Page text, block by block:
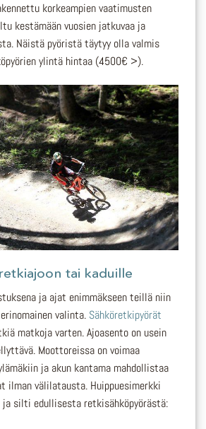
korkeampien vaatimusten
kestämään vuosien jatkuvaa ja
Näistä pyöristä täytyy olla valmis
ylintä hintaa (4500€ >).
tai kaduille
ja ajat enimmäkseen teillä niin
valinta. Sähköretkipyörät
matkoja varten. Ajoasento on usein
Moottoreissa on voimaa
ja akun kantama mahdollistaa
ilman välilatausta. Huippuesimerkki
silti edullisesta retkisähköpyörästä: